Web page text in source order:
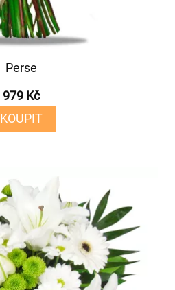
Perse
979 Kč
KOUPIT